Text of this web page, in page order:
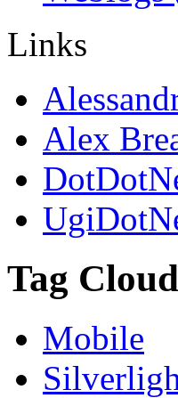
Links
Alex
Tag Cloud
Mobile